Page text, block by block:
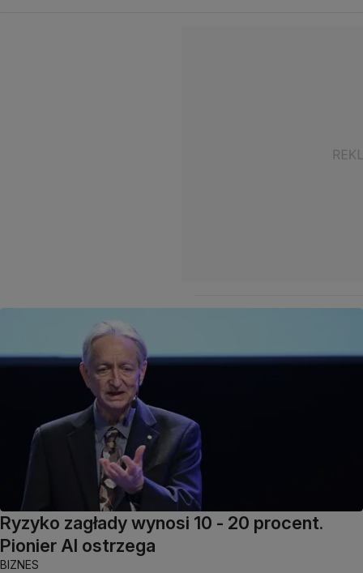
Ryzyko zagłady wynosi 10 - 20 procent.
Pionier AI ostrzega
BIZNES